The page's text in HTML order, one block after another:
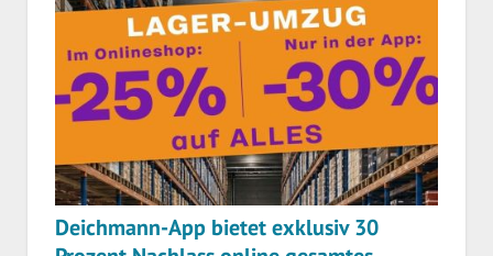
Deichmann-App bietet exklusiv 30